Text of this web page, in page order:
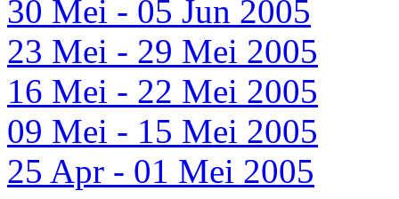
30 Mei - 05 Jun 2005
23 Mei - 29 Mei 2005
16 Mei - 22 Mei 2005
09 Mei - 15 Mei 2005
25 Apr - 01 Mei 2005